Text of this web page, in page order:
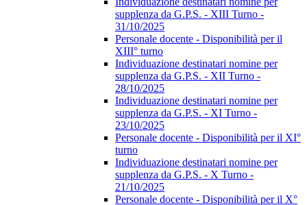
supplenza da G.P.S. - XIII Turno -
31/10/2025
Personale docente - Disponibilità per il
XIII° turno
Individuazione destinatari nomine per
supplenza da G.P.S. - XII Turno -
28/10/2025
Individuazione destinatari nomine per
supplenza da G.P.S. - XI Turno -
23/10/2025
Personale docente - Disponibilità per il XI°
turno
Individuazione destinatari nomine per
supplenza da G.P.S. - X Turno -
21/10/2025
Personale docente - Disponibilità per il X°